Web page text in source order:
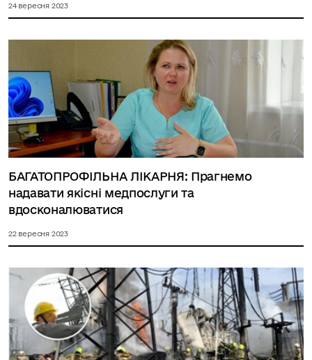
24 вересня 2023
БАГАТОПРОФІЛЬНА ЛІКАРНЯ: Прагнемо
надавати якісні медпослуги та
вдосконалюватися
22 вересня 2023